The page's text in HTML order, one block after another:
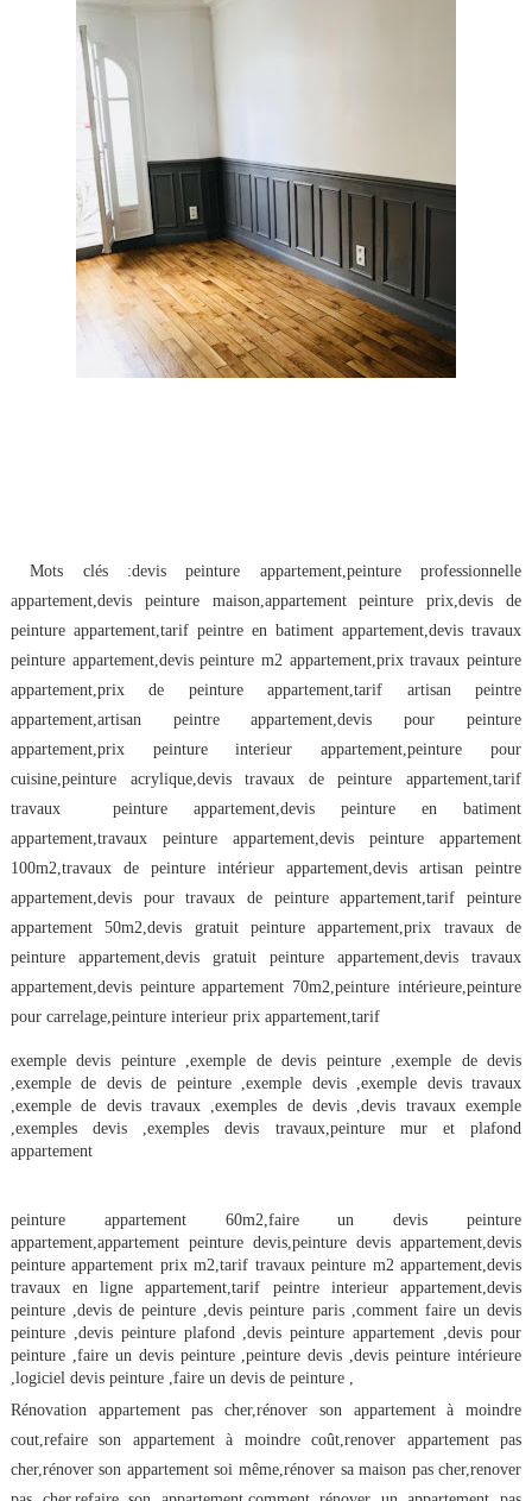
Mots clés :devis peinture appartement,peinture professionnelle
appartement,devis peinture maison,appartement peinture prix,devis de
peinture appartement,tarif peintre en batiment appartement,devis travaux
peinture appartement,devis peinture m2 appartement,prix travaux peinture
appartement,prix de peinture appartement,tarif artisan peintre
appartement,artisan peintre appartement,devis pour peinture
appartement,prix peinture interieur appartement,peinture pour
cuisine,peinture acrylique,devis travaux de peinture appartement,tarif
travaux  peinture appartement,devis peinture en batiment
appartement,travaux peinture appartement,devis peinture appartement
100m2,travaux de peinture intérieur appartement,devis artisan peintre
appartement,devis pour travaux de peinture appartement,tarif peinture
appartement 50m2,devis gratuit peinture appartement,prix travaux de
peinture appartement,devis gratuit peinture appartement,devis travaux
appartement,devis peinture appartement 70m2,peinture intérieure,peinture
pour carrelage,peinture interieur prix appartement,tarif
exemple devis peinture ,exemple de devis peinture ,exemple de devis
,exemple de devis de peinture ,exemple devis ,exemple devis travaux
,exemple de devis travaux ,exemples de devis ,devis travaux exemple
,exemples devis ,exemples devis travaux,peinture mur et plafond
appartement
peinture appartement 60m2,faire un devis peinture
appartement,appartement peinture devis,peinture devis appartement,devis
peinture appartement prix m2,tarif travaux peinture m2 appartement,devis
travaux en ligne appartement,tarif peintre interieur appartement,devis
peinture ,devis de peinture ,devis peinture paris ,comment faire un devis
peinture ,devis peinture plafond ,devis peinture appartement ,devis pour
peinture ,faire un devis peinture ,peinture devis ,devis peinture intérieure
,logiciel devis peinture ,faire un devis de peinture ,
Rénovation appartement pas cher,rénover son appartement à moindre
cout,refaire son appartement à moindre coût,renover appartement pas
cher,rénover son appartement soi même,rénover sa maison pas cher,renover